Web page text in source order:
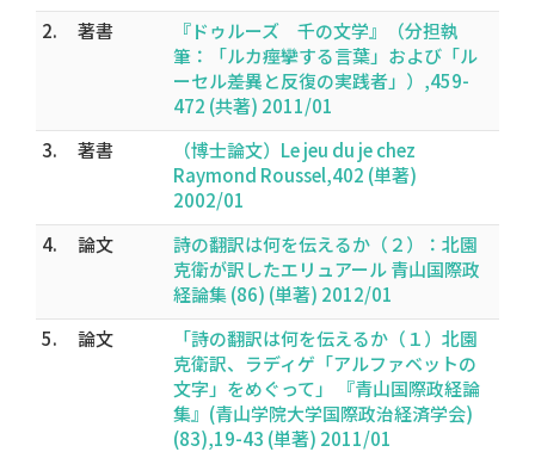
2.
著書
『ドゥルーズ 千の文学』（分担執
筆：「ルカ――痙攣する言葉」および「ル
ーセル――差異と反復の実践者」）,459-
472 (共著) 2011/01
3.
著書
（博士論文）Le jeu du je chez
Raymond Roussel,402 (単著)
2002/01
4.
論文
詩の翻訳は何を伝えるか（２）：北園
克衛が訳したエリュアール 青山国際政
経論集 (86) (単著) 2012/01
5.
論文
「詩の翻訳は何を伝えるか（１）北園
克衛訳、ラディゲ「アルファベットの
文字」をめぐって」 『青山国際政経論
集』(青山学院大学国際政治経済学会)
(83),19-43 (単著) 2011/01